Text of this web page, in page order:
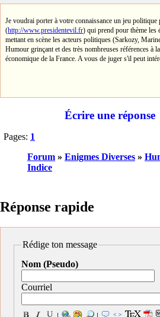
Je voudrai porter à votre connaissance un jeu
(http://www.presidentevil.fr) qui prend pour thème les
mettant en scène les acteurs politiques (Sarkozy,
Humour grinçant et des très nombreuses références à
économique de la France. A vous de juger s'il peut
Écrire une réponse
Pages: 1
Forum » Enigmes Diverses »
Indice
Réponse rapide
Rédige ton message
Nom (Pseudo)
Courriel